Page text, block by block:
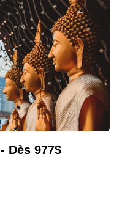
Dès 977$